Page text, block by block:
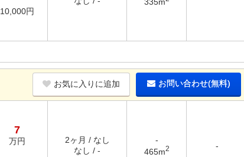
10,000円
お気に入りに追加 お問い合わせ(無料)
7
万円
2ヶ月 / なし
なし / -
-
465m2 -